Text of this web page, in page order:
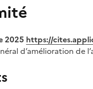
2025 https://
d’amélioration de